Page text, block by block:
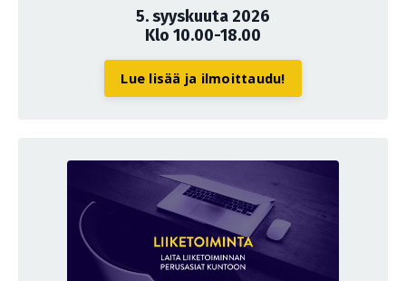
5. syyskuuta 2026
Klo 10.00-18.00
Lue lisää ja ilmoittaudu!